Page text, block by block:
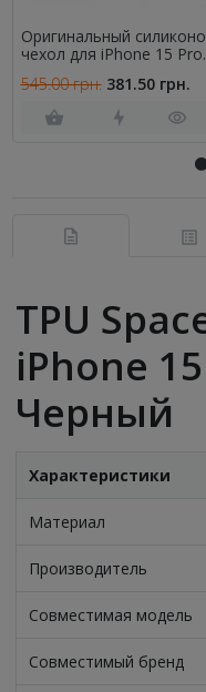
Оригинальный
чехол для iPhone 15 Pro
545.00 грн. 381.50 грн.
TPU
iPhone
Черный
Характеристики
Материал
Производитель
Совместимая модель
Совместимый бренд